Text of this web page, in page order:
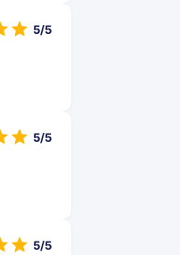
5/5
5/5
5/5